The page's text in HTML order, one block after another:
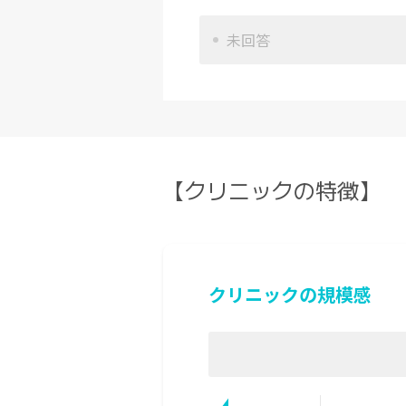
未回答
【クリニックの特徴】
クリニックの規模感